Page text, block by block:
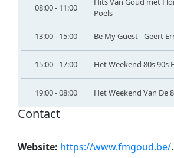
08:00 - 11:00
Poels
13:00 - 15:00 Be My Guest - Geert
15:00 - 17:00 Het Weekend 80s 90s
19:00 - 08:00 Het Weekend Van De
Contact
Website: https://www.fmgoud.be/.